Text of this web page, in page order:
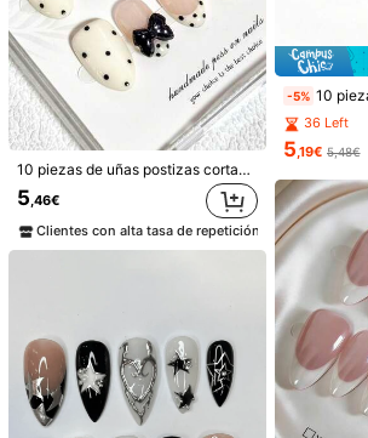
17
6
10 piezas de uñas postizas cortas de almendra para pegar, estilo minimalista, versátiles para uso diario, estilo francés Ins, dulces, lindas y elegantes, pintadas a mano con lunares y lazo 3D negro, hechas a mano
5 ,46€
Clientes con alta tasa de repetición
-5% 10 piezas de pegatinas adhesivas para uñas, forma ovalada corta, color
36 Left
5,19€ 5,48€